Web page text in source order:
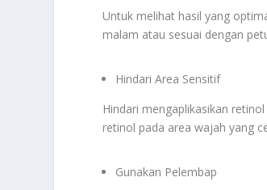
Untuk melihat hasil yang
malam atau sesuai dengan
Hindari Area Sensitif
Hindari mengaplikasikan
retinol pada area wajah yang
Gunakan Pelembap